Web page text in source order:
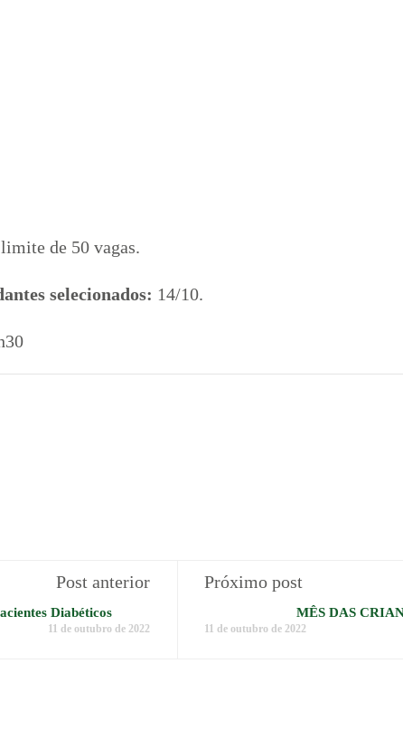
de 50 vagas.
selecionados: 14/10.
Post anterior
Diabéticos
11 de outubro de 2022
Próximo post
MÊS DAS
11 de outubro de 2022